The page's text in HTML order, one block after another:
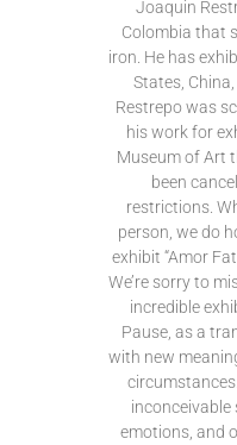
Joaquin
Colombia that
iron. He has
States,
Restrepo was
his work for
Museum of Art
been
restrictions.
person, we do
exhibit “Amor
We’re sorry to
incredible
Pause, as a
with new
inconceivable
emotions, and